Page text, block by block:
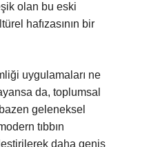
olan bu eski
hafızasının bir
uygulamaları ne
da, toplumsal
geleneksel
tıbbın
daha geniş